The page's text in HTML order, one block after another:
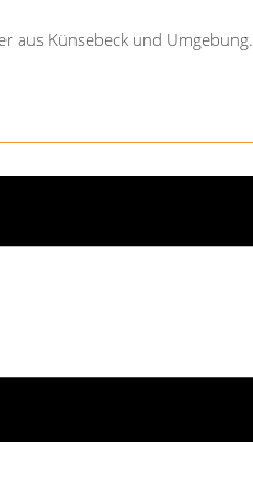
aus Künsebeck und Umgebung.